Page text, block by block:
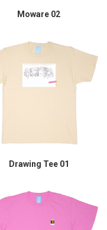
Moware 02
Drawing Tee 01